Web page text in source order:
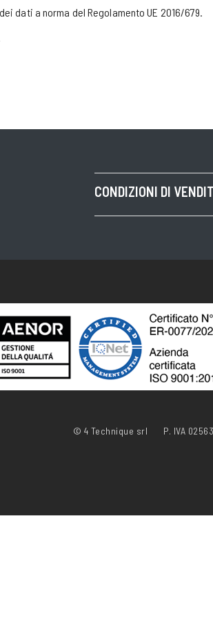
dati a norma del Regolamento UE 2016/679.
CONDIZIONI DI
© 4 Technique srl P. IVA